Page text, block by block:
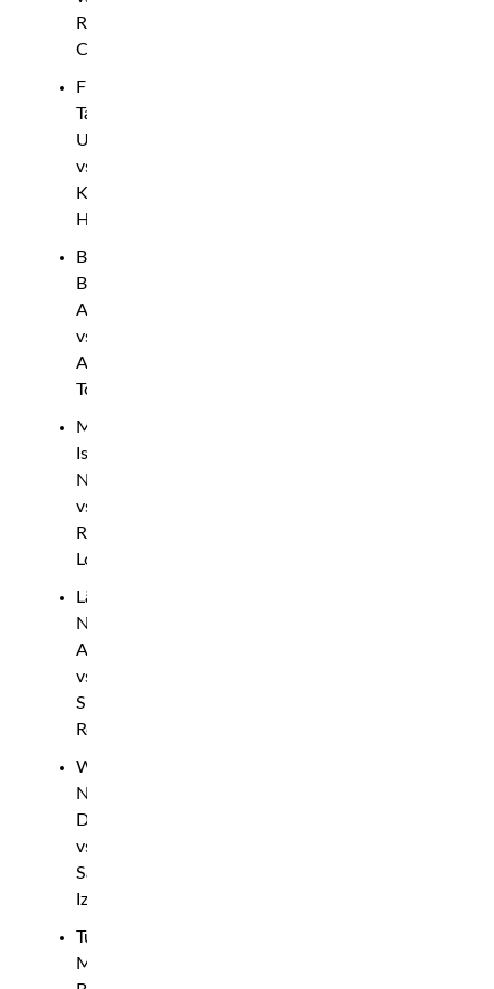
Rafael
Cerqueira
Flugvikt:
Tagir
Ulanbekov
vs.
Kyoji
Horiguchi
Bantamvikt:
Bekzat
Almakhan
vs.
Aleksandre
Topuria
Mellanvikt:
Ismail
Naurdiev
vs.
Ryan
Loder
Lättvikt:
Nurullo
Aliev
vs.
Shaqueme
Rock
Weltervikt:
Nicolas
Dalby
vs.
Saygid
Izagakhmaev
Tungvikt:
Marek